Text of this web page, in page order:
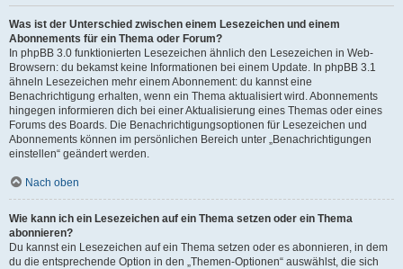
Was ist der Unterschied zwischen einem Lesezeichen und einem
Abonnements für ein Thema oder Forum?
In phpBB 3.0 funktionierten Lesezeichen ähnlich den Lesezeichen in Web-
Browsern: du bekamst keine Informationen bei einem Update. In phpBB 3.1
ähneln Lesezeichen mehr einem Abonnement: du kannst eine
Benachrichtigung erhalten, wenn ein Thema aktualisiert wird. Abonnements
hingegen informieren dich bei einer Aktualisierung eines Themas oder eines
Forums des Boards. Die Benachrichtigungsoptionen für Lesezeichen und
Abonnements können im persönlichen Bereich unter „Benachrichtigungen
einstellen“ geändert werden.
Nach oben
Wie kann ich ein Lesezeichen auf ein Thema setzen oder ein Thema
abonnieren?
Du kannst ein Lesezeichen auf ein Thema setzen oder es abonnieren, in dem
du die entsprechende Option in den „Themen-Optionen“ auswählst, die sich